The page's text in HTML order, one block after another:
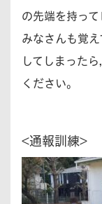
の先端を持って
みなさんも覚
してしまった
ください。
<通報訓練>